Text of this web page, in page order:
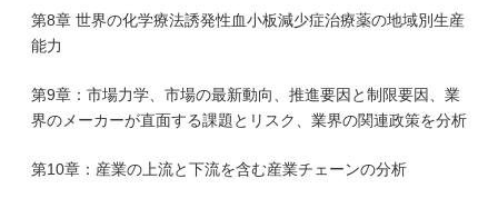
第8章 世界の化学療法誘発性血小板減少症治療薬の地域別生産
能力
第9章：市場力学、市場の最新動向、推進要因と制限要因、業
界のメーカーが直面する課題とリスク、業界の関連政策を分析
第10章：産業の上流と下流を含む産業チェーンの分析